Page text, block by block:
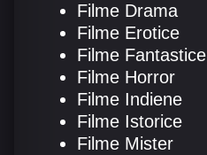
Filme Drama
Filme Erotice
Filme Fantastice
Filme Horror
Filme Indiene
Filme Istorice
Filme Mister